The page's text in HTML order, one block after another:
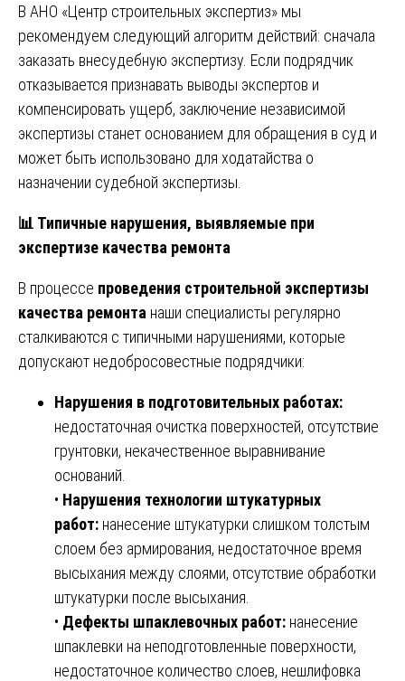
В АНО «Центр строительных экспертиз» мы
рекомендуем следующий алгоритм действий: сначала
заказать внесудебную экспертизу. Если подрядчик
отказывается признавать выводы экспертов и
компенсировать ущерб, заключение независимой
экспертизы станет основанием для обращения в суд и
может быть использовано для ходатайства о
назначении судебной экспертизы.
📊 Типичные нарушения, выявляемые при
экспертизе качества ремонта
В процессе проведения строительной экспертизы
качества ремонта наши специалисты регулярно
сталкиваются с типичными нарушениями, которые
допускают недобросовестные подрядчики:
Нарушения в подготовительных работах:
недостаточная очистка поверхностей, отсутствие
грунтовки, некачественное выравнивание
оснований.
• Нарушения технологии штукатурных
работ: нанесение штукатурки слишком толстым
слоем без армирования, недостаточное время
высыхания между слоями, отсутствие обработки
штукатурки после высыхания.
• Дефекты шпаклевочных работ: нанесение
шпаклевки на неподготовленные поверхности,
недостаточное количество слоев, нешлифовка